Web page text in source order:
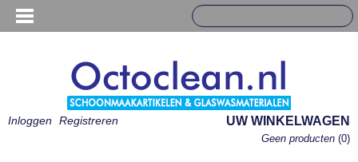
Inloggen Registreren UW WINKELWAGEN
Geen producten (0)